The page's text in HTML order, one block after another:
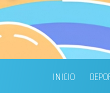
INICIO